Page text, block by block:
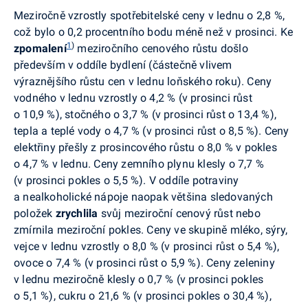
Meziročně vzrostly spotřebitelské ceny v lednu o 2,8 %,
což bylo o 0,2 procentního bodu méně než v prosinci. Ke
zpomalení1) meziročního cenového růstu došlo
především v oddíle bydlení (částečně vlivem
výraznějšího růstu cen v lednu loňského roku). Ceny
vodného v lednu vzrostly o 4,2 % (v prosinci růst
o 10,9 %), stočného o 3,7 % (v prosinci růst o 13,4 %),
tepla a teplé vody o 4,7 % (v prosinci růst o 8,5 %). Ceny
elektřiny přešly z prosincového růstu o 8,0 % v pokles
o 4,7 % v lednu. Ceny zemního plynu klesly o 7,7 %
(v prosinci pokles o 5,5 %). V oddíle potraviny
a nealkoholické nápoje naopak většina sledovaných
položek zrychlila svůj meziroční cenový růst nebo
zmírnila meziroční pokles. Ceny ve skupině mléko, sýry,
vejce v lednu vzrostly o 8,0 % (v prosinci růst o 5,4 %),
ovoce o 7,4 % (v prosinci růst o 5,9 %). Ceny zeleniny
v lednu meziročně klesly o 0,7 % (v prosinci pokles
o 5,1 %), cukru o 21,6 % (v prosinci pokles o 30,4 %),